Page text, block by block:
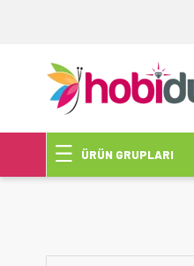
ÜRÜN GRUPLARI